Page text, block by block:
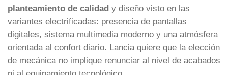
planteamiento de calidad y diseño visto en las
variantes electrificadas: presencia de pantallas
digitales, sistema multimedia moderno y una atmósfera
orientada al confort diario. Lancia quiere que la elección
de mecánica no implique renunciar al nivel de acabados